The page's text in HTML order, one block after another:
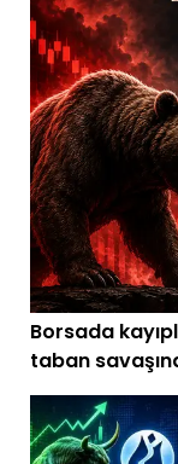
Borsada
taban